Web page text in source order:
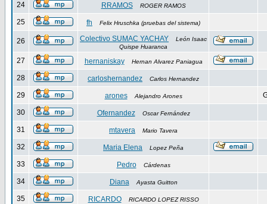
24 RRAMOS ROGER RAMOS
25 fh Felix Hruschka (pruebas del sistema)
26 Colectivo SUMAC YACHAY
León Isaac
Quispe Huaranca
27 hernaniskay Hernan Alvarez Paniagua
28 carloshernandez Carlos Hernandez
29 arones Alejandro Arones
30 Ofernandez Oscar Fernández
31 mtavera Mario Tavera
32 Maria Elena Lopez Peña
33 Pedro Cárdenas
34 Diana Ayasta Guitton
35 RICARDO RICARDO LOPEZ RISSO